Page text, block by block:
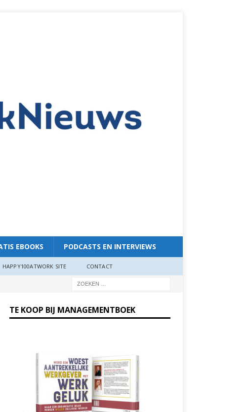
EBOOKS PODCASTS EN INTERVIEWS
HAPPY100ATWORK SITE CONTACT
TE KOOP BIJ MANAGEMENTBOEK